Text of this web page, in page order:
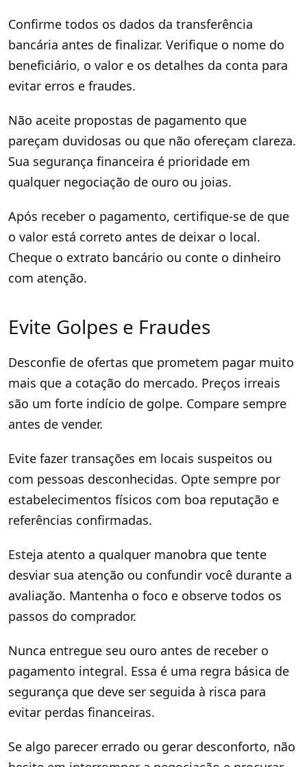
Confirme todos os dados da transferência
bancária antes de finalizar. Verifique o nome do
beneficiário, o valor e os detalhes da conta para
evitar erros e fraudes.
Não aceite propostas de pagamento que
pareçam duvidosas ou que não ofereçam clareza.
Sua segurança financeira é prioridade em
qualquer negociação de ouro ou joias.
Após receber o pagamento, certifique-se de que
o valor está correto antes de deixar o local.
Cheque o extrato bancário ou conte o dinheiro
com atenção.
Evite Golpes e Fraudes
Desconfie de ofertas que prometem pagar muito
mais que a cotação do mercado. Preços irreais
são um forte indício de golpe. Compare sempre
antes de vender.
Evite fazer transações em locais suspeitos ou
com pessoas desconhecidas. Opte sempre por
estabelecimentos físicos com boa reputação e
referências confirmadas.
Esteja atento a qualquer manobra que tente
desviar sua atenção ou confundir você durante a
avaliação. Mantenha o foco e observe todos os
passos do comprador.
Nunca entregue seu ouro antes de receber o
pagamento integral. Essa é uma regra básica de
segurança que deve ser seguida à risca para
evitar perdas financeiras.
Se algo parecer errado ou gerar desconforto, não